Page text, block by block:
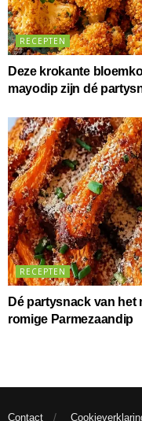
RECEPTEN
Deze krokante
mayodip zijn dé
RECEPTEN
Dé partysnack van
romige Parmezaandip
Contact